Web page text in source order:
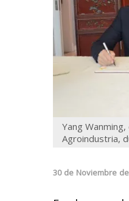
Yang
Agroindustria,
30 de Noviembre de